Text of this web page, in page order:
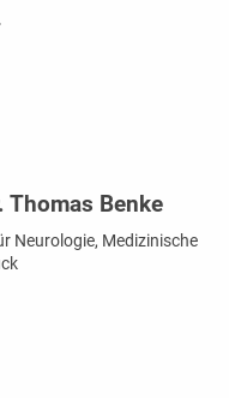
Thomas Benke
Neurologie, Medizinische